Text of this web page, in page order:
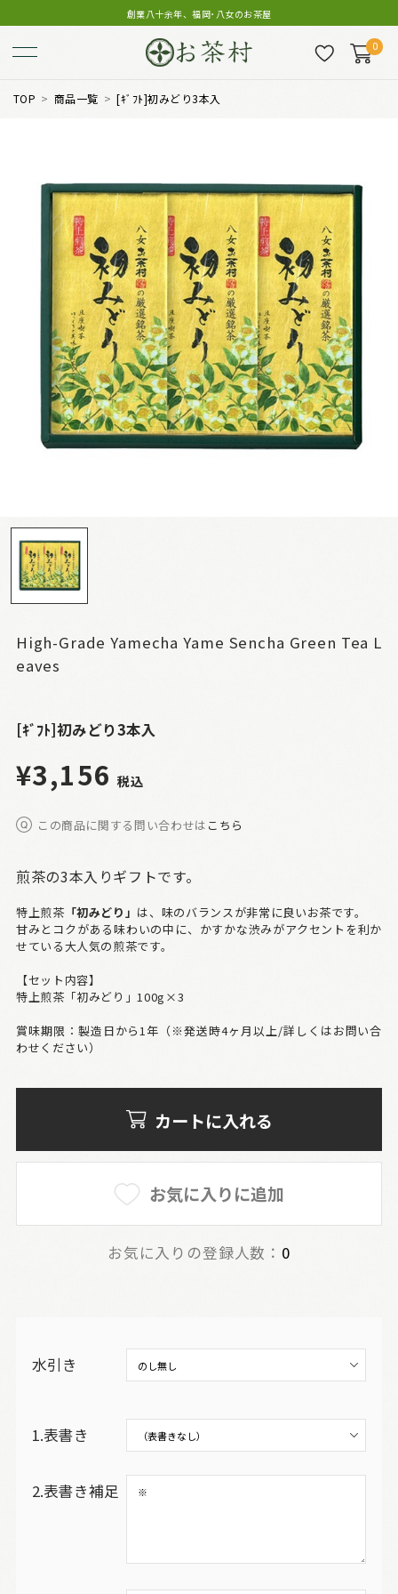
創業八十余年、福岡･八女のお茶屋
0
TOP 商品一覧 [ｷﾞﾌﾄ]初みどり3本入
High-Grade Yamecha Yame Sencha Green Tea L
eaves
[ｷﾞﾌﾄ]初みどり3本入
¥3,156 税込
この商品に関する問い合わせは こちら
煎茶の3本入りギフトです。
特上煎茶 「初みどり」 は、味のバランスが非常に良いお茶です。
甘みとコクがある味わいの中に、かすかな渋みがアクセントを利か
せている大人気の煎茶です。
【セット内容】
特上煎茶「初みどり」100g×3
賞味期限：製造日から1年（※発送時4ヶ月以上/詳しくはお問い合
わせください）
カートに入れる
お気に入りに追加
お気に入りの登録人数： 0
水引き
1.表書き
2.表書き補足